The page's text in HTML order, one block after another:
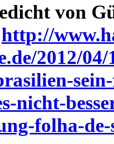
von
http://
2012/
nicht-
folha-